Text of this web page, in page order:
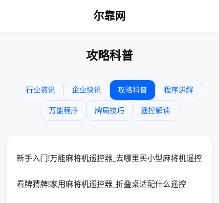
尔靠网
攻略科普
行业资讯 企业快讯 攻略科普 程序讲解
万能程序 牌局技巧 遥控解读
新手入门!万能麻将机遥控器_去哪里买小型麻将机遥控
看牌猜牌!家用麻将机遥控器_折叠桌适配什么遥控